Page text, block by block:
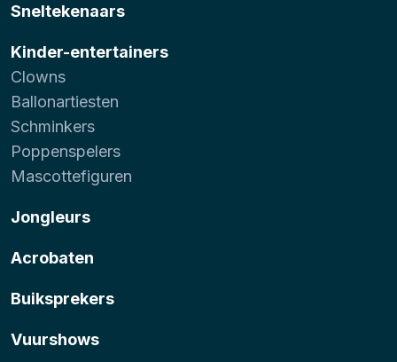
Sneltekenaars
Kinder-entertainers
Clowns
Ballonartiesten
Schminkers
Poppenspelers
Mascottefiguren
Jongleurs
Acrobaten
Buiksprekers
Vuurshows